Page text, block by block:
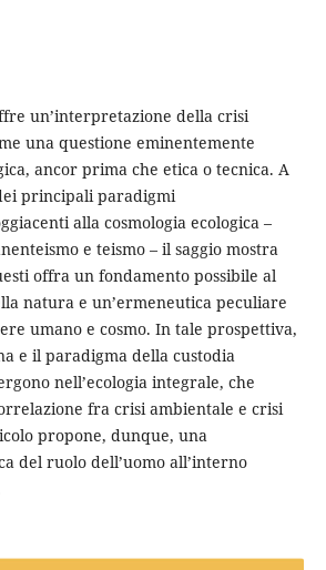
un’interpretazione della crisi
una questione eminentemente
ancor prima che etica o tecnica. A
principali paradigmi
alla cosmologia ecologica –
e teismo – il saggio mostra
offra un fondamento possibile al
natura e un’ermeneutica peculiare
umano e cosmo. In tale prospettiva,
e il paradigma della custodia
nell’ecologia integrale, che
fra crisi ambientale e crisi
propone, dunque, una
del ruolo dell’uomo all’interno